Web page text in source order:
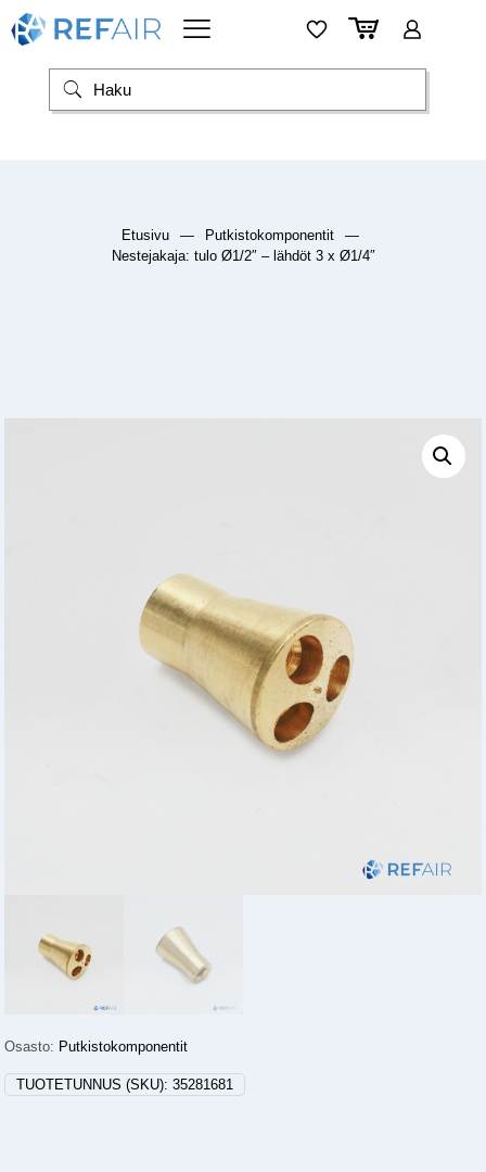
Etusivu — Putkistokomponentit
—
Nestejakaja: tulo Ø1/2″ – lähdöt 3 x Ø1/4″
Osasto: Putkistokomponentit
TUOTETUNNUS (SKU):35281681